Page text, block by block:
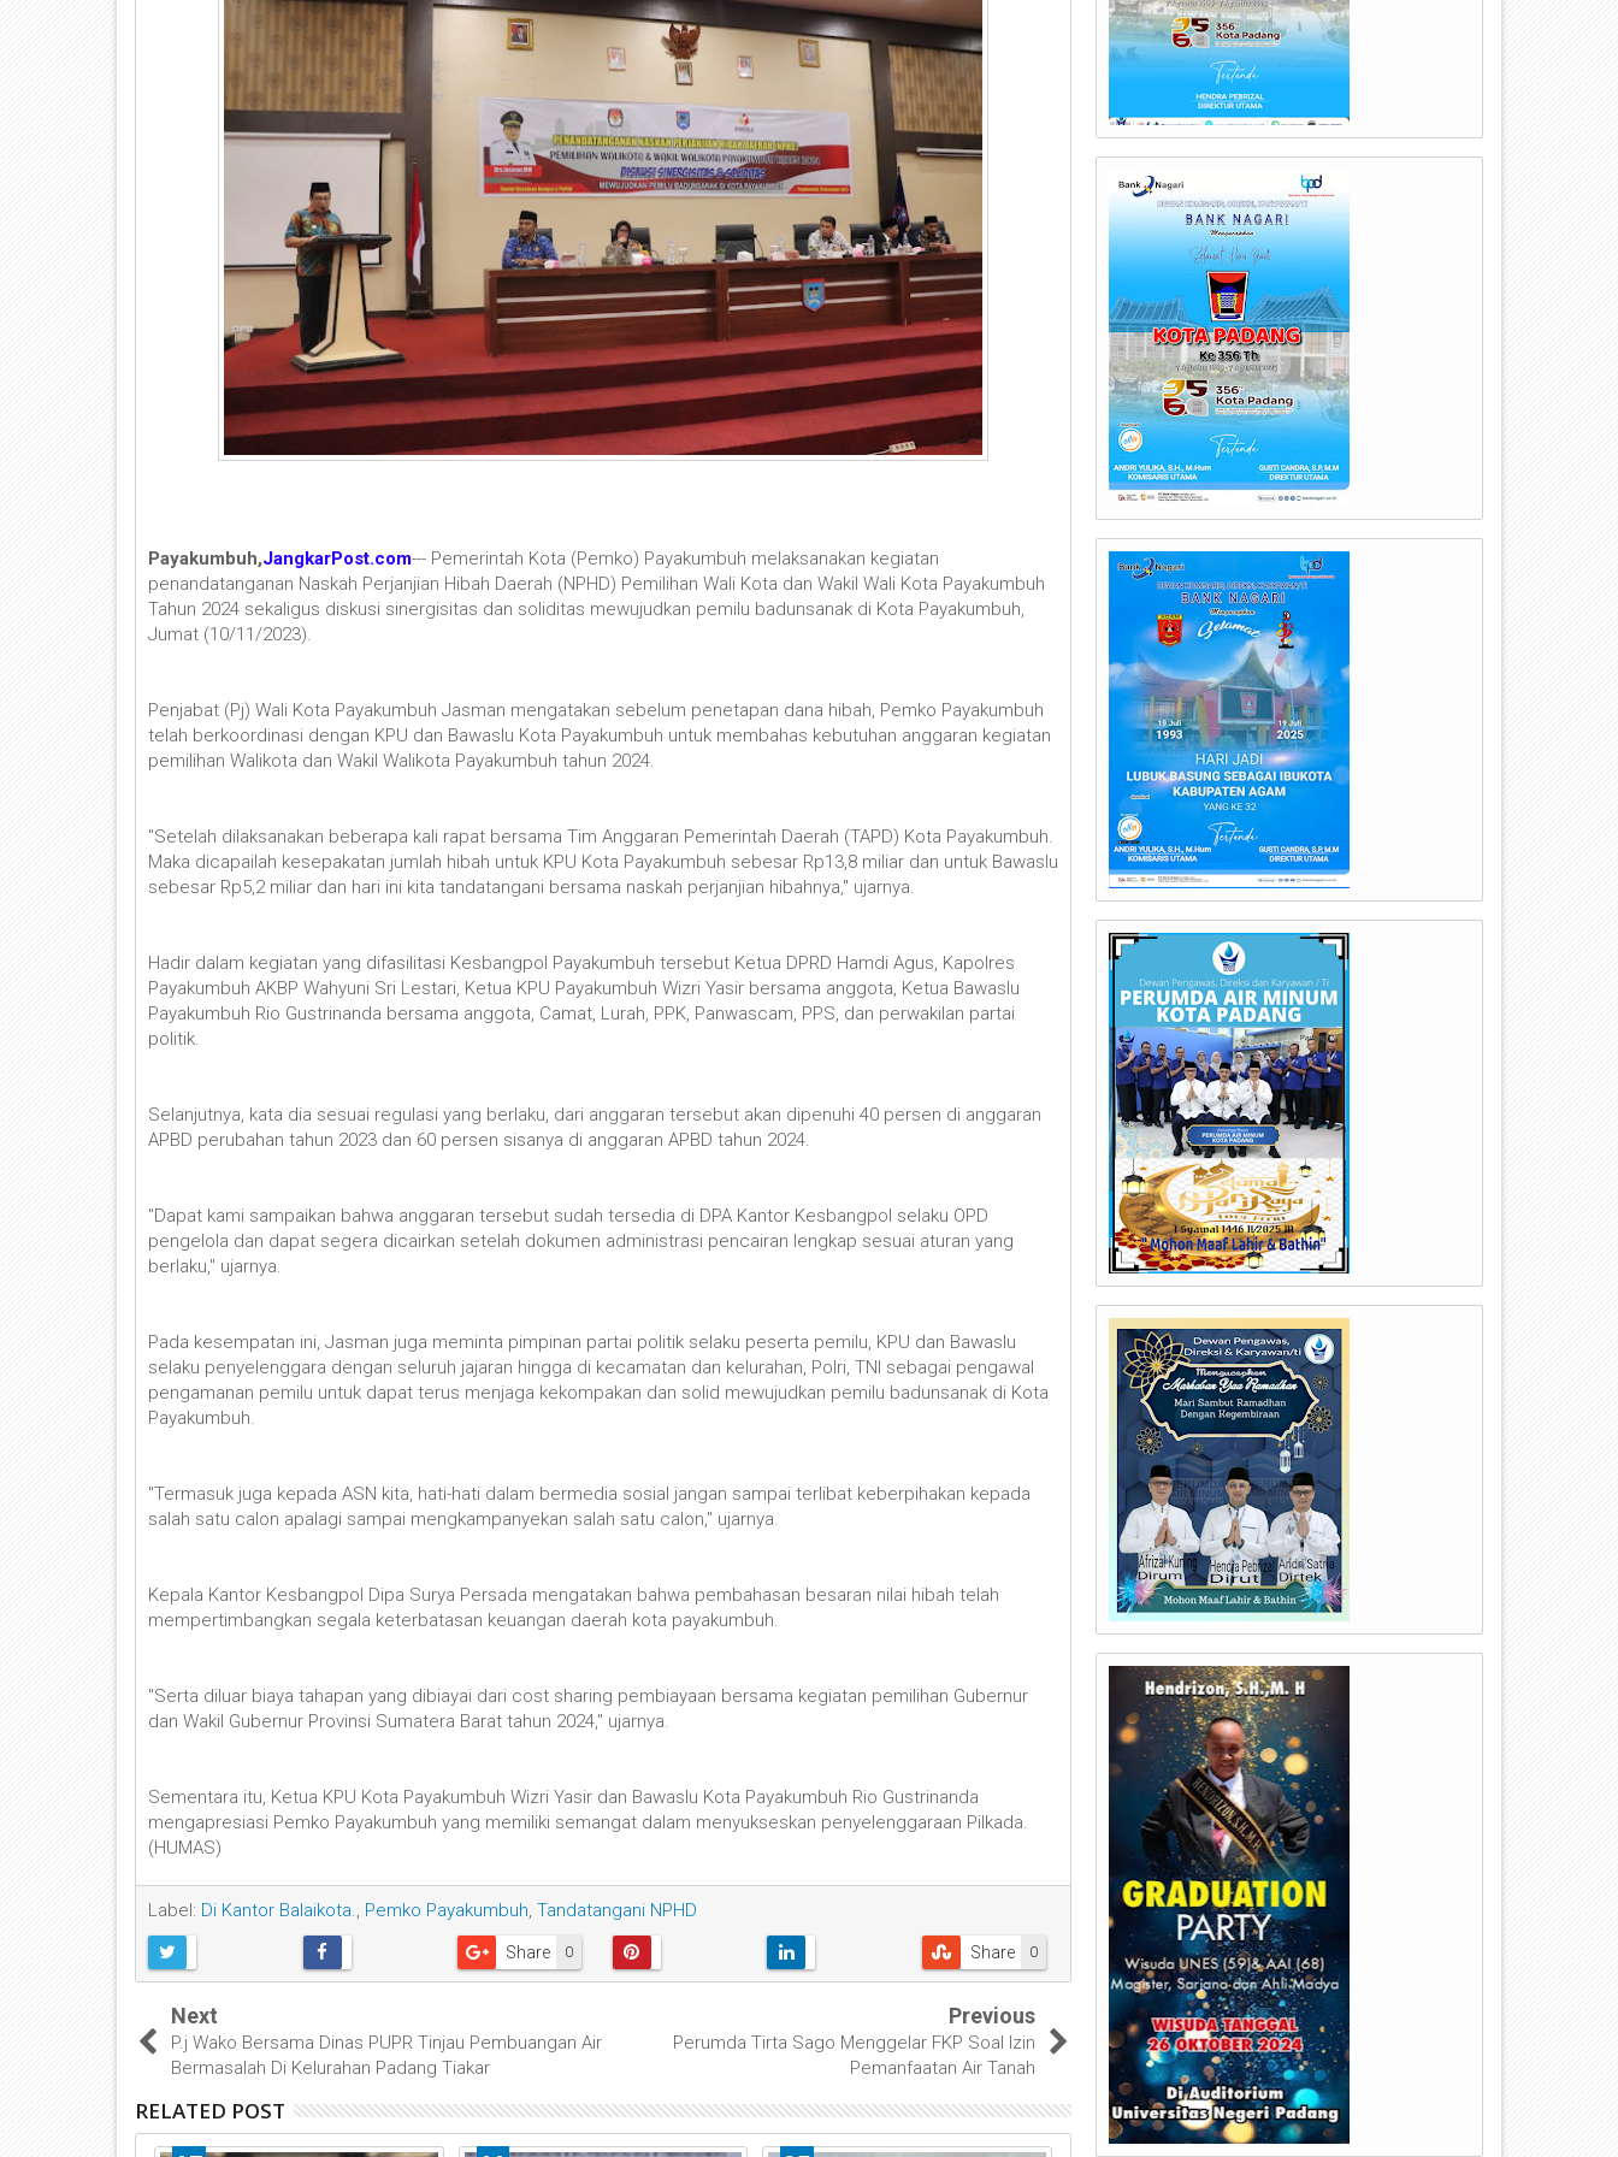
Payakumbuh,JangkarPost.com--- Pemerintah Kota (Pemko) Payakumbuh melaksanakan kegiatan
penandatanganan Naskah Perjanjian Hibah Daerah (NPHD) Pemilihan Wali Kota dan Wakil Wali Kota Payakumbuh
Tahun 2024 sekaligus diskusi sinergisitas dan soliditas mewujudkan pemilu badunsanak di Kota Payakumbuh,
Jumat (10/11/2023).
Penjabat (Pj) Wali Kota Payakumbuh Jasman mengatakan sebelum penetapan dana hibah, Pemko Payakumbuh
telah berkoordinasi dengan KPU dan Bawaslu Kota Payakumbuh untuk membahas kebutuhan anggaran kegiatan
pemilihan Walikota dan Wakil Walikota Payakumbuh tahun 2024.
"Setelah dilaksanakan beberapa kali rapat bersama Tim Anggaran Pemerintah Daerah (TAPD) Kota Payakumbuh.
Maka dicapailah kesepakatan jumlah hibah untuk KPU Kota Payakumbuh sebesar Rp13,8 miliar dan untuk Bawaslu
sebesar Rp5,2 miliar dan hari ini kita tandatangani bersama naskah perjanjian hibahnya," ujarnya.
Hadir dalam kegiatan yang difasilitasi Kesbangpol Payakumbuh tersebut Ketua DPRD Hamdi Agus, Kapolres
Payakumbuh AKBP Wahyuni Sri Lestari, Ketua KPU Payakumbuh Wizri Yasir bersama anggota, Ketua Bawaslu
Payakumbuh Rio Gustrinanda bersama anggota, Camat, Lurah, PPK, Panwascam, PPS, dan perwakilan partai
politik.
Selanjutnya, kata dia sesuai regulasi yang berlaku, dari anggaran tersebut akan dipenuhi 40 persen di anggaran
APBD perubahan tahun 2023 dan 60 persen sisanya di anggaran APBD tahun 2024.
"Dapat kami sampaikan bahwa anggaran tersebut sudah tersedia di DPA Kantor Kesbangpol selaku OPD
pengelola dan dapat segera dicairkan setelah dokumen administrasi pencairan lengkap sesuai aturan yang
berlaku," ujarnya.
Pada kesempatan ini, Jasman juga meminta pimpinan partai politik selaku peserta pemilu, KPU dan Bawaslu
selaku penyelenggara dengan seluruh jajaran hingga di kecamatan dan kelurahan, Polri, TNI sebagai pengawal
pengamanan pemilu untuk dapat terus menjaga kekompakan dan solid mewujudkan pemilu badunsanak di Kota
Payakumbuh.
"Termasuk juga kepada ASN kita, hati-hati dalam bermedia sosial jangan sampai terlibat keberpihakan kepada
salah satu calon apalagi sampai mengkampanyekan salah satu calon," ujarnya.
Kepala Kantor Kesbangpol Dipa Surya Persada mengatakan bahwa pembahasan besaran nilai hibah telah
mempertimbangkan segala keterbatasan keuangan daerah kota payakumbuh.
"Serta diluar biaya tahapan yang dibiayai dari cost sharing pembiayaan bersama kegiatan pemilihan Gubernur
dan Wakil Gubernur Provinsi Sumatera Barat tahun 2024," ujarnya.
Sementara itu, Ketua KPU Kota Payakumbuh Wizri Yasir dan Bawaslu Kota Payakumbuh Rio Gustrinanda
mengapresiasi Pemko Payakumbuh yang memiliki semangat dalam menyukseskan penyelenggaraan Pilkada.
(HUMAS)
Label: Di Kantor Balaikota., Pemko Payakumbuh, Tandatangani NPHD
0
Share 0
Share
Next
P.j Wako Bersama Dinas PUPR Tinjau Pembuangan Air
Bermasalah Di Kelurahan Padang Tiakar
Previous
Perumda Tirta Sago Menggelar FKP Soal Izin
Pemanfaatan Air Tanah
RELATED POST